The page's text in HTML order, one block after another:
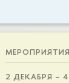
МЕРОПРИЯТИЯ
2 ДЕКАБРЯ –